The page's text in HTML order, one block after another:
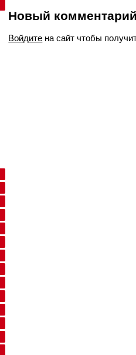
Новый
Войдите на сайт чтобы